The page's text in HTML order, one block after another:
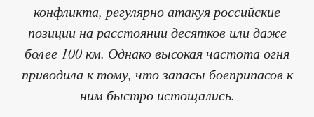
конфликта, регулярно атакуя российские
позиции на расстоянии десятков или даже
более 100 км. Однако высокая частота огня
приводила к тому, что запасы боеприпасов к
ним быстро истощались.